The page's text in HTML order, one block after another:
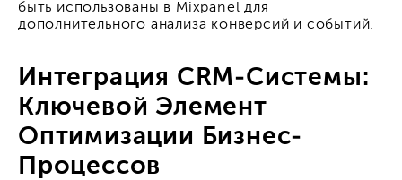
быть использованы в Mixpanel для
дополнительного анализа конверсий и событий.
Интеграция CRM-Системы:
Ключевой Элемент
Оптимизации Бизнес-
Процессов